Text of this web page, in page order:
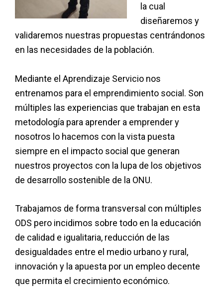
la cual
diseñaremos y
validaremos nuestras propuestas centrándonos
en las necesidades de la población.
Mediante el Aprendizaje Servicio nos
entrenamos para el emprendimiento social. Son
múltiples las experiencias que trabajan en esta
metodología para aprender a emprender y
nosotros lo hacemos con la vista puesta
siempre en el impacto social que generan
nuestros proyectos con la lupa de los objetivos
de desarrollo sostenible de la ONU.
Trabajamos de forma transversal con múltiples
ODS pero incidimos sobre todo en la educación
de calidad e igualitaria, reducción de las
desigualdades entre el medio urbano y rural,
innovación y la apuesta por un empleo decente
que permita el crecimiento económico.